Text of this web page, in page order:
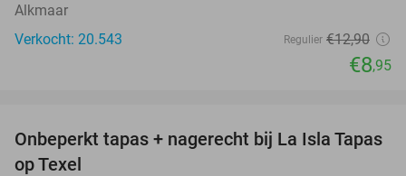
Alkmaar
Verkocht: 20.543
Regulier €12,90
€8,95
26%
Onbeperkt tapas + nagerecht bij La Isla Tapas
op Texel